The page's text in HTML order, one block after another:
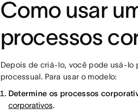
Como usar
processos
Depois de criá-lo, você pode usá-lo
processual. Para usar o modelo:
Determine os processos
corporativos.